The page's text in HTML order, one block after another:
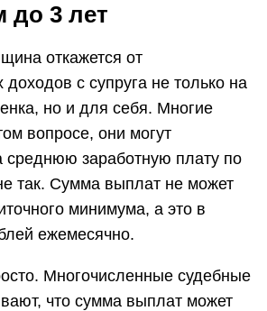
до 3 лет
откажется от
с супруга не только на
но и для себя. Многие
вопросе, они могут
среднюю заработную плату по
так. Сумма выплат не может
минимума, а это в
ежемесячно.
Многочисленные судебные
что сумма выплат может